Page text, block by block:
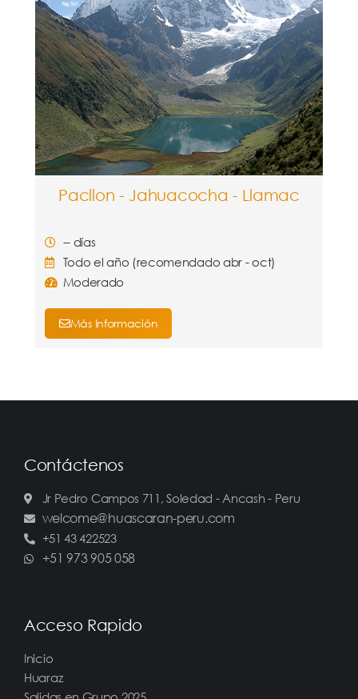
Pacllon - Jahuacocha - Llamac
-- días
Todo el año (recomendado abr - oct)
Moderado
Más Información
Contáctenos
Jr Pedro Campos 711, Soledad - Ancash - Peru
welcome@huascaran-peru.com
+51 43 422523
+51 973 905 058
Acceso Rapido
Inicio
Huaraz